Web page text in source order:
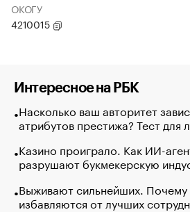
ОКОГУ
4210015
Интересное на РБК
Насколько ваш авторитет
атрибутов престижа? Тест для
Казино проиграло. Как ИИ-
разрушают букмекерскую
Выживают сильнейших. Почему
избавляются от лучших